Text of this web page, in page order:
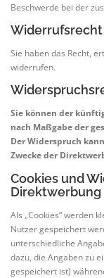
Beschwerde bei der
Widerrufsrecht
Sie haben das Recht,
widerrufen.
Sie können der
nach Maßgabe der
Der Widerspruch
Zwecke der
Cookies und
Direktwerbung
Als „Cookies“ werden
Nutzer gespeichert
unterschiedliche
dazu, die Angaben zu
gespeichert ist)